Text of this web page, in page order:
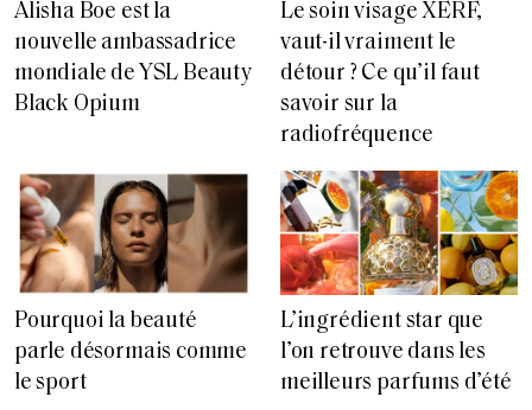
Alisha Boe est la
nouvelle ambassadrice
mondiale de YSL Beauty
Black Opium
Le soin visage XERF,
vaut-il vraiment le
détour ? Ce qu’il faut
savoir sur la
radiofréquence
Pourquoi la beauté
parle désormais comme
le sport
L’ingrédient star que
l’on retrouve dans les
meilleurs parfums d’été